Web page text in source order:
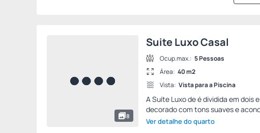
8
Suite Luxo Casal
Ocup.max.: 5 Pessoas
Área: 40 m2
Vista: Vista para a Piscina
A Suíte Luxo de é dividida em
decorado com tons suaves e
Ver detalhe do quarto